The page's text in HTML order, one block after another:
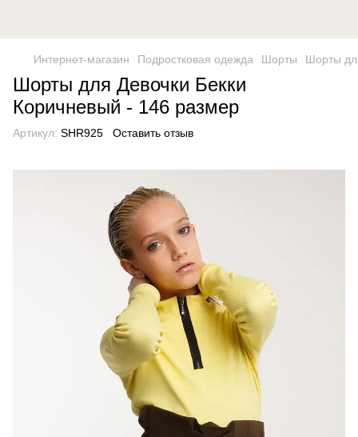
Интернет-магазин Подростковая одежда Шорты Шорты
Шорты для Девочки Бекки
Коричневый - 146 размер
Артикул: SHR925 Оставить отзыв